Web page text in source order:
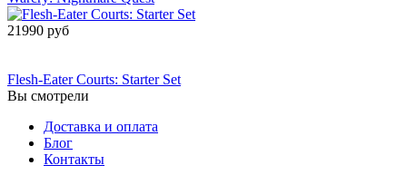
21990 руб
Flesh-Eater Courts: Starter Set
Вы смотрели
Доставка и оплата
Блог
Контакты